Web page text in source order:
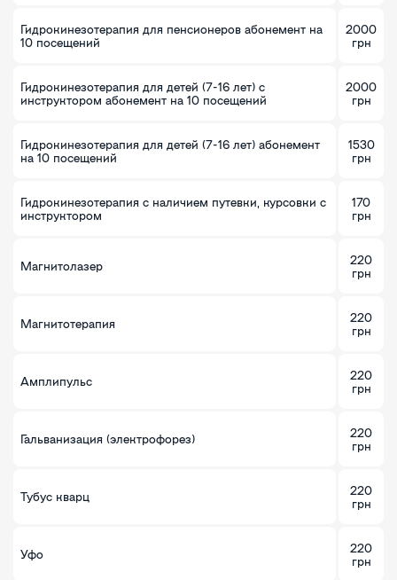
Гидрокинезотерапия для пенсионеров абонемент на
10 посещений
2000
грн
Гидрокинезотерапия для детей (7-16 лет) с
инструктором абонемент на 10 посещений
2000
грн
Гидрокинезотерапия для детей (7-16 лет) абонемент
на 10 посещений
1530
грн
Гидрокинезотерапия с наличием путевки, курсовки с
инструктором
170
грн
Магнитолазер
220
грн
Магнитотерапия
220
грн
Амплипульс
220
грн
Гальванизация (электрофорез)
220
грн
Тубус кварц
220
грн
Уфо
220
грн